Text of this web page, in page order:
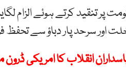
کرتے ہوئے الزام
اور سرحد پار دباؤ سے تحفظ
انقلاب کا امریکی